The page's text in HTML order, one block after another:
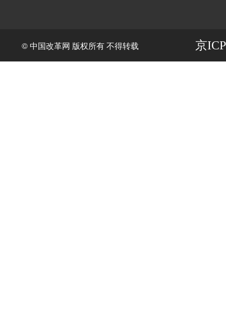
© 中国改革网 版权所有 不得转载 京